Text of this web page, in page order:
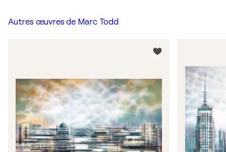
Autres œuvres de Marc Todd